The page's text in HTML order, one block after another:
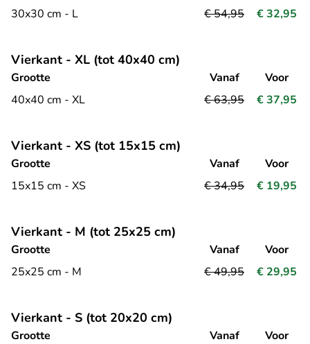
30x30 cm - L
€ 54,95
€ 32,95
Vierkant - XL (tot 40x40 cm)
Grootte
40x40 cm - XL
Vanaf
€ 63,95
Voor
€ 37,95
Vierkant - XS (tot 15x15 cm)
Grootte
15x15 cm - XS
Vanaf
€ 34,95
Voor
€ 19,95
Vierkant - M (tot 25x25 cm)
Grootte
25x25 cm - M
Vanaf
€ 49,95
Voor
€ 29,95
Vierkant - S (tot 20x20 cm)
Grootte
Vanaf
Voor